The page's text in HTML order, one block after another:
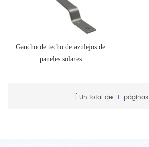
Gancho de techo de azulejos de
paneles solares
Un total de 1 páginas